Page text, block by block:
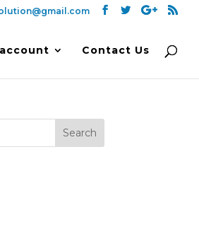
Contact Us